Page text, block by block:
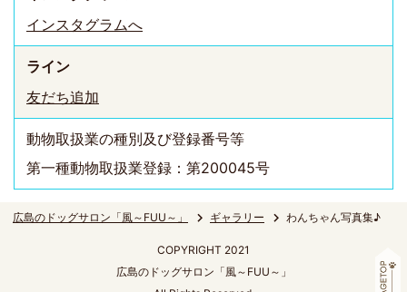
インスタグラムへ
ライン
友だち追加
動物取扱業の種別及び登録番号等
第一種動物取扱業登録：第200045号
広島のドッグサロン「風～FUU～」 ギャラリー わんちゃん写真集♪
COPYRIGHT 2021
広島のドッグサロン「風～FUU～」